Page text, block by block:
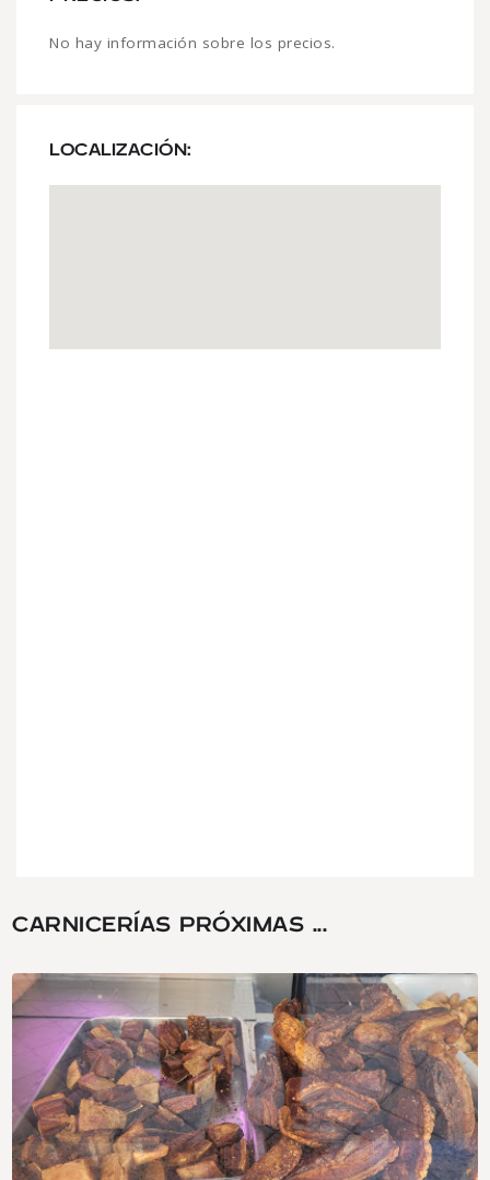
No hay información sobre los precios.
LOCALIZACIÓN:
CARNICERÍAS PRÓXIMAS ...